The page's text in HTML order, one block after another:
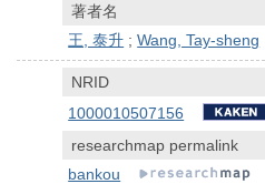
著者名
王, 泰升 ;Wang, Tay-sheng
NRID
1000010507156
researchmap permalink
bankou